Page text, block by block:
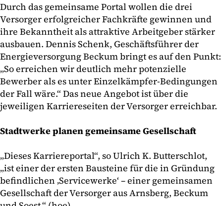
Durch das gemeinsame Portal wollen die drei
Versorger erfolgreicher Fachkräfte gewinnen und
ihre Bekanntheit als attraktive Arbeitgeber stärker
ausbauen. Dennis Schenk, Geschäftsführer der
Energieversorgung Beckum bringt es auf den Punkt:
„So erreichen wir deutlich mehr potenzielle
Bewerber als es unter Einzelkämpfer-Bedingungen
der Fall wäre.“ Das neue Angebot ist über die
jeweiligen Karriereseiten der Versorger erreichbar.
Stadtwerke planen gemeinsame Gesellschaft
„Dieses Karriereportal“, so Ulrich K. Butterschlot,
„ist einer der ersten Bausteine für die in Gründung
befindlichen ‚Servicewerke‘ – einer gemeinsamen
Gesellschaft der Versorger aus Arnsberg, Beckum